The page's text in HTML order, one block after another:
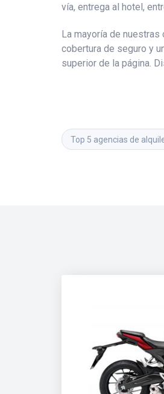
vía, entrega al hotel,
La mayoría de
cobertura de seguro y
superior de la página.
Top 5 agencias de